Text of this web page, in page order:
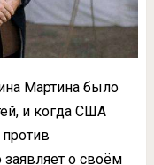
Мартина было
и когда США
заявляет о своём